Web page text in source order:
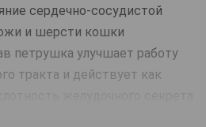
сердечно-сосудистой
и шерсти кошки
петрушка улучшает работу
тракта и действует как